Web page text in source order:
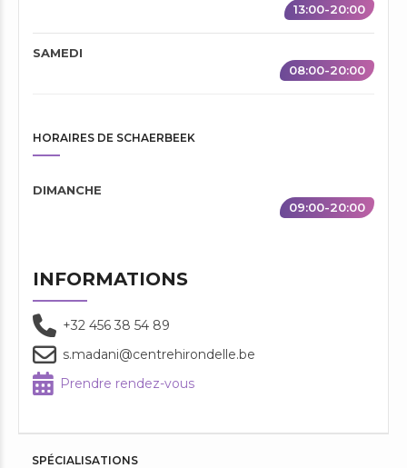
13:00-20:00
SAMEDI
08:00-20:00
HORAIRES DE SCHAERBEEK
DIMANCHE
09:00-20:00
INFORMATIONS
+32 456 38 54 89
s.madani@centrehirondelle.be
Prendre rendez-vous
SPÉCIALISATIONS